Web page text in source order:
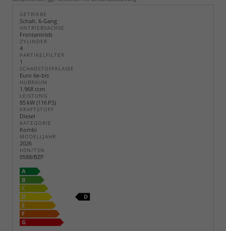
GETRIEBE
Schalt. 6-Gang
ANTRIEBSACHSE
Frontantrieb
ZYLINDER
4
PARTIKELFILTER
1
SCHADSTOFFKLASSE
Euro 6e-bis
HUBRAUM
1.968 ccm
LEISTUNG
85 kW (116 PS)
KRAFTSTOFF
Diesel
KATEGORIE
Kombi
MODELLJAHR
2026
HSN/TSN
0588/BZP